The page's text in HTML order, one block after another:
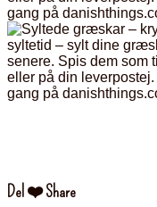
Del ❤️ Share